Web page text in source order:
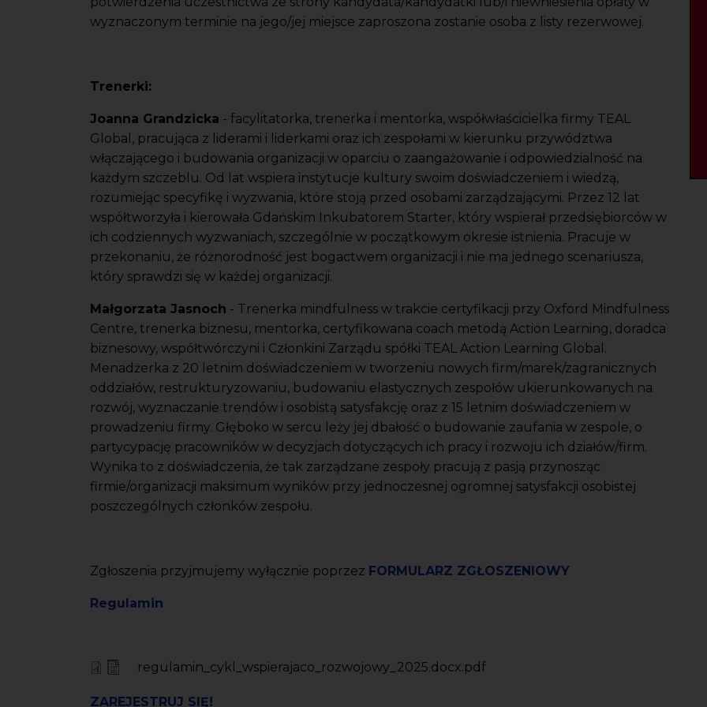
wyznaczonym terminie na jego/jej miejsce zaproszona zostanie osoba z listy rezerwowej.
Trenerki:
Joanna Grandzicka - facylitatorka, trenerka i mentorka, współwłaścicielka firmy TEAL
Global, pracująca z liderami i liderkami oraz ich zespołami w kierunku przywództwa
włączającego i budowania organizacji w oparciu o zaangażowanie i odpowiedzialność na
każdym szczeblu. Od lat wspiera instytucje kultury swoim doświadczeniem i wiedzą,
rozumiejąc specyfikę i wyzwania, które stoją przed osobami zarządzającymi. Przez 12 lat
współtworzyła i kierowała Gdańskim Inkubatorem Starter, który wspierał przedsiębiorców w
ich codziennych wyzwaniach, szczególnie w początkowym okresie istnienia. Pracuje w
przekonaniu, że różnorodność jest bogactwem organizacji i nie ma jednego scenariusza,
który sprawdzi się w każdej organizacji.
Małgorzata Jasnoch - Trenerka mindfulness w trakcie certyfikacji przy Oxford Mindfulness
Centre, trenerka biznesu, mentorka, certyfikowana coach metodą Action Learning, doradca
biznesowy, współtwórczyni i Członkini Zarządu spółki TEAL Action Learning Global.
Menadżerka z 20 letnim doświadczeniem w tworzeniu nowych firm/marek/zagranicznych
oddziałów, restrukturyzowaniu, budowaniu elastycznych zespołów ukierunkowanych na
rozwój, wyznaczanie trendów i osobistą satysfakcję oraz z 15 letnim doświadczeniem w
prowadzeniu firmy. Głęboko w sercu leży jej dbałość o budowanie zaufania w zespole, o
partycypację pracowników w decyzjach dotyczących ich pracy i rozwoju ich działów/firm.
Wynika to z doświadczenia, że tak zarządzane zespoły pracują z pasją przynosząc
firmie/organizacji maksimum wyników przy jednoczesnej ogromnej satysfakcji osobistej
poszczególnych członków zespołu.
Zgłoszenia przyjmujemy wyłącznie poprzez FORMULARZ ZGŁOSZENIOWY
Regulamin
regulamin_cykl_wspierajaco_rozwojowy_2025.docx.pdf
ZAREJESTRUJ SIĘ!